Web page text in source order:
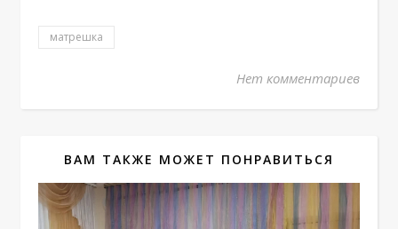
матрешка
Нет комментариев
ВАМ ТАКЖЕ МОЖЕТ ПОНРАВИТЬСЯ